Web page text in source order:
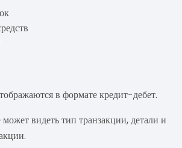
в формате кредит-дебет.
видеть тип транзакции, детали и